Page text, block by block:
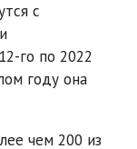
с
го по 2022
году она
чем 200 из